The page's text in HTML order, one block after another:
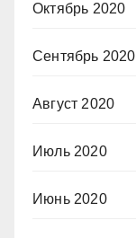
Октябрь 2020
Сентябрь 2020
Август 2020
Июль 2020
Июнь 2020